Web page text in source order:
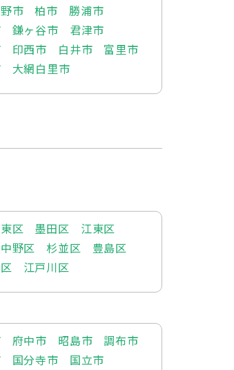
市 柏市
勝浦市
鎌ヶ谷市
君津市
印西市 白井市
富里市
大網白里市
区 墨田区
江東区
中野区 杉並区
豊島区
江戸川区
府中市 昭島市
調布市
国分寺市
国立市